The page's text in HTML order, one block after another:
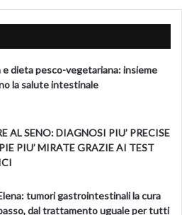
e dieta pesco-vegetariana: insieme
la salute intestinale
AL SENO: DIAGNOSI PIU’ PRECISE
PIU’ MIRATE GRAZIE AI TEST
tumori gastrointestinali la cura
dal trattamento uguale per tutti